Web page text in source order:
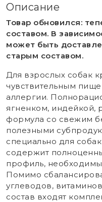
Описание
Товар обновился:
составом. В
может быть
старым составом.
Для взрослых собак
чувствительным
аллергии.
ягненком, индейкой,
формула со свежим
полезными
специально для
содержит
профиль,
Помимо
углеводов,
состав входят